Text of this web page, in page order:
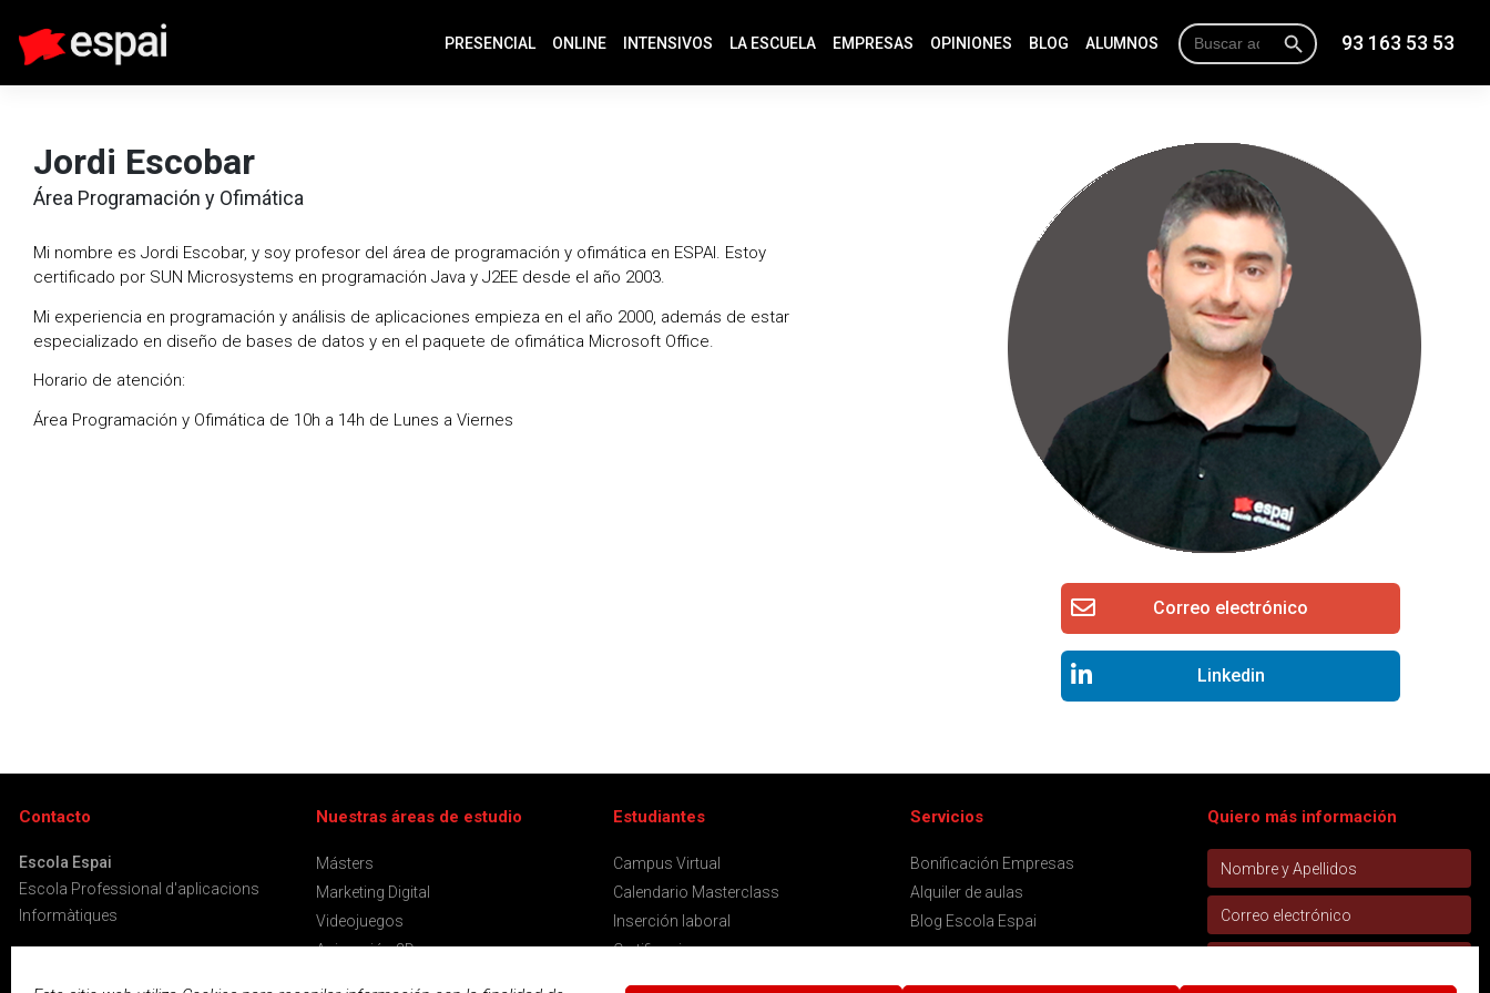
PRESENCIAL ONLINE INTENSIVOS LA ESCUELA EMPRESAS OPINIONES BLOG ALUMNOS 93 163 53 53
Buscar: Botón de búsqueda
Jordi Escobar
Área Programación y Ofimática
Mi nombre es Jordi Escobar, y soy profesor del área de programación y ofimática en ESPAI. Estoy
certificado por SUN Microsystems en programación Java y J2EE desde el año 2003.
Mi experiencia en programación y análisis de aplicaciones empieza en el año 2000, además de estar
especializado en diseño de bases de datos y en el paquete de ofimática Microsoft Office.
Horario de atención:
Área Programación y Ofimática de 10h a 14h de Lunes a Viernes
Correo electrónico
Linkedin
Contacto
Escola Espai
Escola Professional d'aplicacions
Informàtiques
Nuestras áreas de estudio
Másters
Marketing Digital
Videojuegos
Animación 3D
Estudiantes
Campus Virtual
Calendario Masterclass
Inserción laboral
Certificaciones
Servicios
Bonificación Empresas
Alquiler de aulas
Blog Escola Espai
Quiero más información